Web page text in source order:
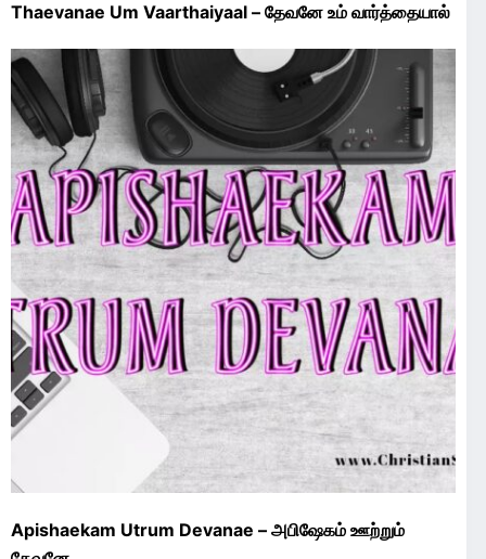
Thaevanae Um Vaarthaiyaal – தேவனே உம் வார்த்தையால்
Apishaekam Utrum Devanae – அபிஷேகம் ஊற்றும்